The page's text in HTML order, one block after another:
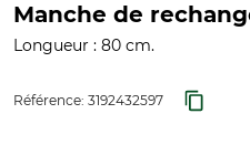
Manche de
Longueur : 80 cm.
Référence: 3192432597